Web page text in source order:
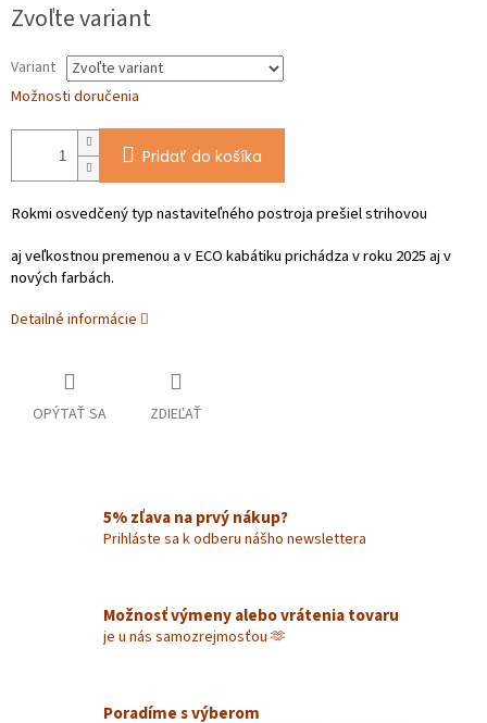
cena:
Zvoľte variant
Variant
Možnosti doručenia
Pridať do košíka
Rokmi osvedčený typ nastaviteľného postroja prešiel strihovou
aj veľkostnou premenou a v ECO kabátiku prichádza v roku 2025 aj v
nových farbách.
Detailné informácie
OPÝTAŤ SA ZDIEĽAŤ
5% zľava na prvý nákup?
Prihláste sa k odberu nášho newslettera
Možnosť výmeny alebo vrátenia tovaru
je u nás samozrejmosťou 🫶
Poradíme s výberom